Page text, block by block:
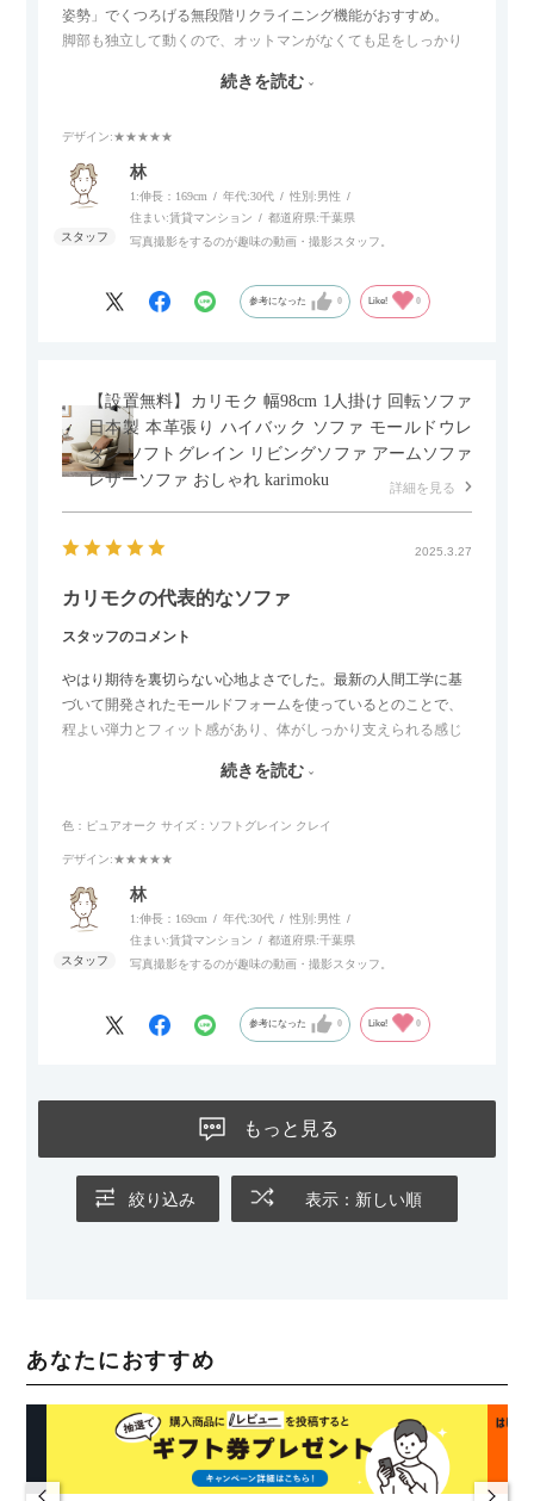
姿勢」でくつろげる無段階リクライニング機能がおすすめ。
脚部も独立して動くので、オットマンがなくても足をしっかり
スマホやタブレットを充電しながらリラックスできるのが嬉し
個人的にはコードレス＆充電式なので、コンセントの場所を気
にせず、好きな場所に置けるのが画期的に感じました。
続きを読む
デザイン:★★★★★
林
1:伸長：169cm 年代:30代 性別:男性
住まい:賃貸マンション 都道府県:千葉県
写真撮影をするのが趣味の動画・撮影スタッフ。
参考になった 0 Like! 0
【設置無料】カリモク 幅98cm 1人掛け 回転ソファ
日本製 本革張り ハイバック ソファ モールドウレ
タン ソフトグレイン リビングソファ アームソファ
レザーソファ おしゃれ karimoku
詳細を見る
2025.3.27
カリモクの代表的なソファ
スタッフのコメント
やはり期待を裏切らない心地よさでした。最新の人間工学に基
づいて開発されたモールドフォームを使っているとのことで、
程よい弾力とフィット感があり、体がしっかり支えられる感じ
リラックスタイムによさそうでした。回転タイプなので、個人
す。
続きを読む
色：ピュアオーク サイズ：ソフトグレイン クレイ
デザイン:★★★★★
林
1:伸長：169cm 年代:30代 性別:男性
住まい:賃貸マンション 都道府県:千葉県
写真撮影をするのが趣味の動画・撮影スタッフ。
参考になった 0 Like! 0
もっと見る
絞り込み 表示：新しい順
あなたにおすすめ